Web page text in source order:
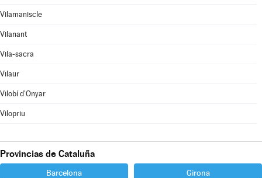
Vilamaniscle
Vilanant
Vila-sacra
Vilaür
Vilobí d'Onyar
Vilopriu
Provincias de Cataluña
Barcelona Girona